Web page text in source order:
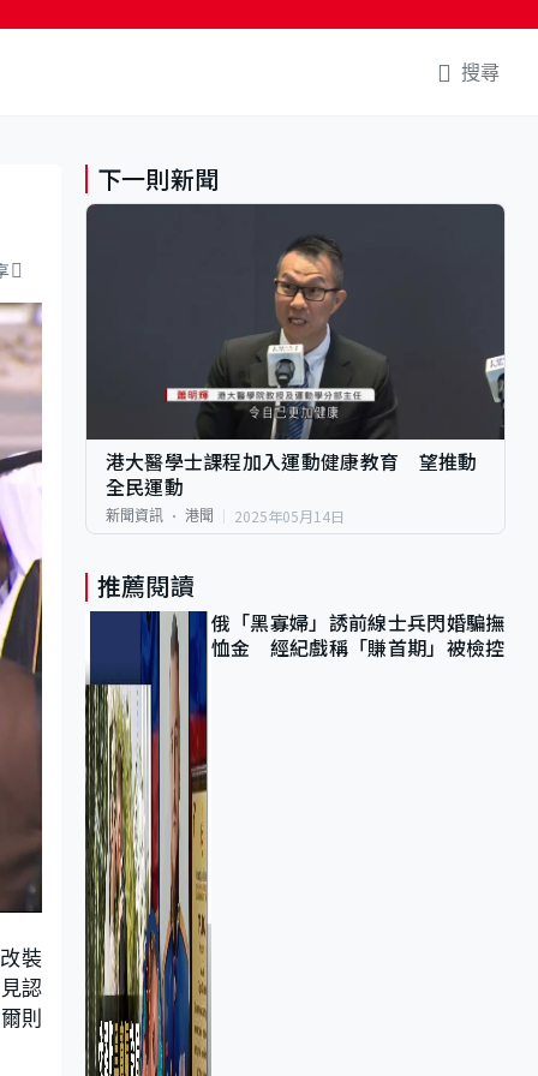
搜尋
裝
認
則
下一則新聞
港大醫學士課程加入運動健康教育 望推動
全民運動
新聞資訊 港聞 2025年05月14日
推薦閱讀
俄「黑寡婦」誘前線士兵閃婚騙撫
恤金 經紀戲稱「賺首期」被檢控